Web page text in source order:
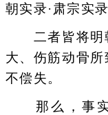
朝实录·肃宗实
二者皆将明
大、伤筋动骨
不偿失。
那么，事实